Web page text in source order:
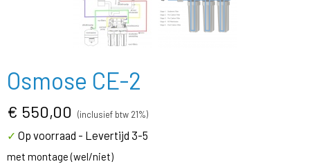
Osmose CE-2
€ 550,00 (inclusief btw 21%)
✓ Op voorraad - Levertijd 3-5
met montage (wel/niet)